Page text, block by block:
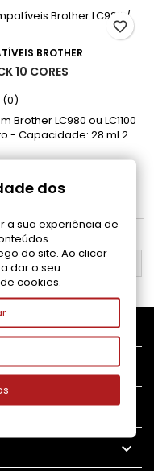
BROTHER
10 CORES
(0)
Brother LC980 ou LC1100
- Capacidade: 28 ml 2
2 X Cor: Magenta
- Capacidade: 18 ml
favorite_border
VOLTAR AO TOPO




dos
a sua experiência de
do site. Ao clicar
dar o seu
cookies.